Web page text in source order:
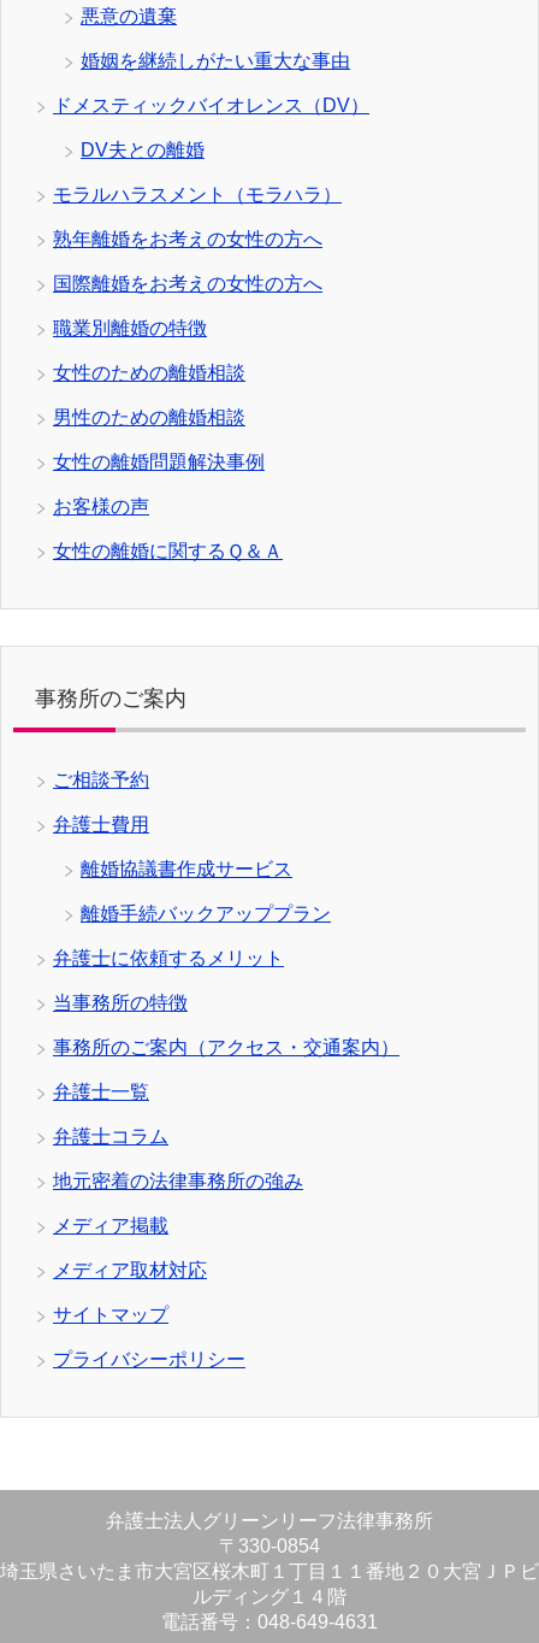
悪意の遺棄
婚姻を継続しがたい重大な事由
ドメスティックバイオレンス（DV）
DV夫との離婚
モラルハラスメント（モラハラ）
熟年離婚をお考えの女性の方へ
国際離婚をお考えの女性の方へ
職業別離婚の特徴
女性のための離婚相談
男性のための離婚相談
女性の離婚問題解決事例
お客様の声
女性の離婚に関するＱ＆Ａ
事務所のご案内
ご相談予約
弁護士費用
離婚協議書作成サービス
離婚手続バックアッププラン
弁護士に依頼するメリット
当事務所の特徴
事務所のご案内（アクセス・交通案内）
弁護士一覧
弁護士コラム
地元密着の法律事務所の強み
メディア掲載
メディア取材対応
サイトマップ
プライバシーポリシー
弁護士法人グリーンリーフ法律事務所
〒330-0854
埼玉県さいたま市大宮区桜木町１丁目１１番地２０大宮ＪＰビ
ルディング１４階
電話番号：048-649-4631